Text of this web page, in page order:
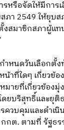
รหรือจัดให้มีกา
ภา 2549 ให้ยุบ
งสมาชิกสภาผู้
หนดวันเลือกตั้ง
าที่ใดๆ เกี่ยวข้อ
ายที่เกี่ยวข้อง
ดยบริสุทธิ์และ
ควบคุมและดำเ
กกต. ตามที่ รัฐ